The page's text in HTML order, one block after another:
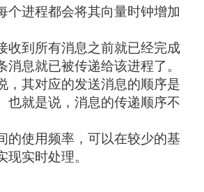
个进程都会将其向量时钟增加
收到所有消息之前就已经完成
消息就已被传递给该进程了。
，其对应的发送消息的顺序是
也就是说，消息的传递顺序不
的使用频率，可以在较少的基
现实时处理。